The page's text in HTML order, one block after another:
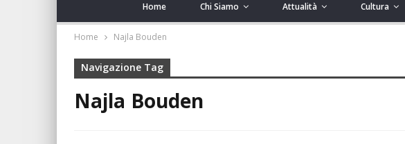
Home Chi Siamo Attualità Cultura
Home Najla Bouden
Navigazione Tag
Najla Bouden